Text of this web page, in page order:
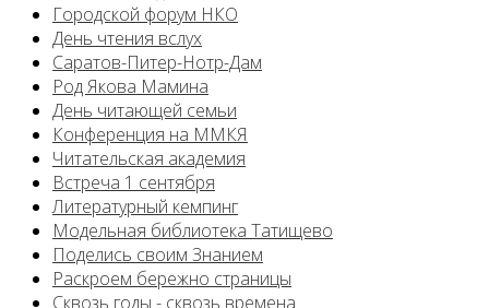
Городской форум НКО
День чтения вслух
Саратов-Питер-Нотр-Дам
Род Якова Мамина
День читающей семьи
Конференция на ММКЯ
Читательская академия
Встреча 1 сентября
Литературный кемпинг
Модельная библиотека Татищево
Поделись своим Знанием
Раскроем бережно страницы
Сквозь годы - сквозь времена